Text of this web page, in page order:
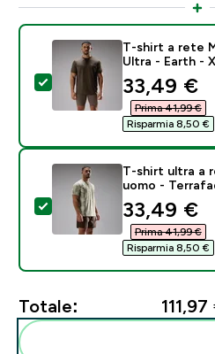
Seleziona questo
T-shirt a rete
Ultra - Earth -
33,49 €‎
Prima 41,99 €‎
Risparmia 8,50 €‎
Seleziona questo
T-shirt ultra a
uomo -
33,49 €‎
Prima 41,99 €‎
Risparmia 8,50 €‎
Totale: